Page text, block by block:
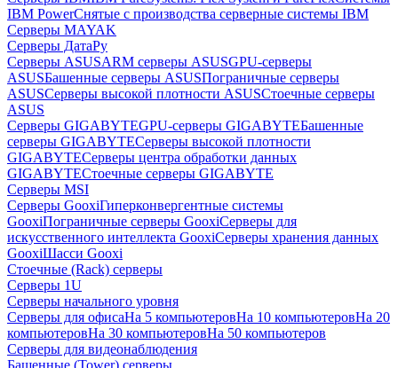
IBM PowerСнятые с производства серверные системы IBM
Серверы MAYAK
Серверы ДатаРу
Серверы ASUSARM серверы ASUSGPU-серверы
ASUSБашенные серверы ASUSПограничные серверы
ASUSСерверы высокой плотности ASUSСтоечные серверы
ASUS
Серверы GIGABYTEGPU-серверы GIGABYTEБашенные
серверы GIGABYTEСерверы высокой плотности
GIGABYTEСерверы центра обработки данных
GIGABYTEСтоечные серверы GIGABYTE
Серверы MSI
Серверы GooxiГиперконвергентные системы
GooxiПограничные серверы GooxiСерверы для
искусственного интеллекта GooxiСерверы хранения данных
GooxiШасси Gooxi
Стоечные (Rack) серверы
Серверы 1U
Серверы начального уровня
Серверы для офисаНа 5 компьютеровНа 10 компьютеровНа 20
компьютеровНа 30 компьютеровНа 50 компьютеров
Серверы для видеонаблюдения
Башенные (Tower) серверы